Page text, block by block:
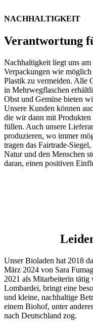
NACHHALTIGKEIT
Verantwortung
Nachhaltigkeit liegt uns
Verpackungen wie
Plastik zu vermeiden. Alle
in Mehrwegflaschen
Obst und Gemüse bieten
Unsere Kunden können
die wir dann mit
füllen. Auch unsere
produzieren, wo immer
tragen das Fairtrade-
Natur und den Menschen
daran, einen positiven
Unser Bioladen hat 2018
März 2024 von Sara
2021 als Mitarbeiterin tätig
Lombardei, bringt eine
und kleine, nachhaltige
einem Biohof, unter
nach Deutschland zog.